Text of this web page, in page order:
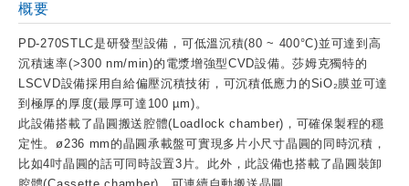
概要
PD-270STLC是研發型設備，可低溫沉積(80 ~ 400°C)並可達到高
沉積速率(>300 nm/min)的電漿增強型CVD設備。莎姆克獨特的
LSCVD設備採用自給偏壓沉積技術，可沉積低應力的SiO₂膜並可達
到極厚的厚度(最厚可達100 µm)。
此設備搭載了晶圓搬送腔體(Loadlock chamber)，可確保製程的穩
定性。ø236 mm的晶圓承載盤可實現多片小尺寸晶圓的同時沉積，
比如4吋晶圓的話可同時設置3片。此外，此設備也搭載了晶圓裝卸